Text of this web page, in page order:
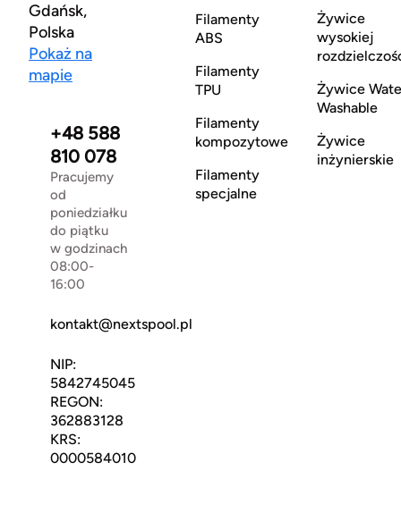
Gdańsk,
Polska
Pokaż na
mapie
+48 588
810 078
Pracujemy
od
poniedziałku
do piątku
w godzinach
08:00-
16:00
kontakt@nextspool.pl
NIP:
5842745045
REGON:
362883128
KRS:
0000584010
Filamenty
ABS
Filamenty
TPU
Filamenty
kompozytowe
Filamenty
specjalne
Żywice
wysokiej
Żywice
Washable
Żywice
inżynierskie